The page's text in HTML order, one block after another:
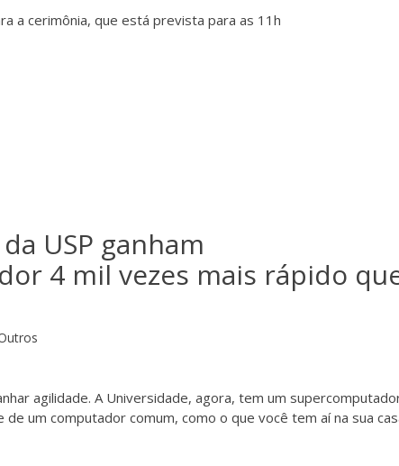
a cerimônia, que está prevista para as 11h
USP ganham
4 mil vezes mais rápido
agilidade. A Universidade, agora, tem um
um computador comum, como o que você tem aí na sua